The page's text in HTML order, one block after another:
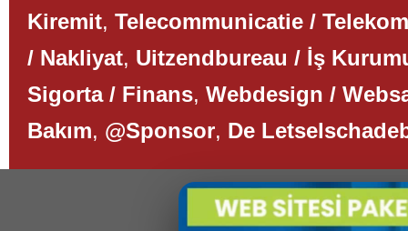
Kiremit, Telecommunicatie / Telekom
/ Nakliyat, Uitzendbureau / İş
Sigorta / Finans, Webdesign /
Bakım, @Sponsor, De